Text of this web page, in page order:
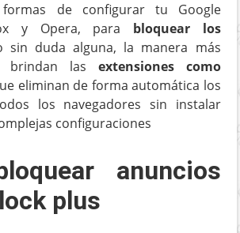
formas de configurar tu Google
y Opera, para bloquear los
sin duda alguna, la manera más
brindan las extensiones como
eliminan de forma automática los
los navegadores sin instalar
configuraciones
anuncios
plus